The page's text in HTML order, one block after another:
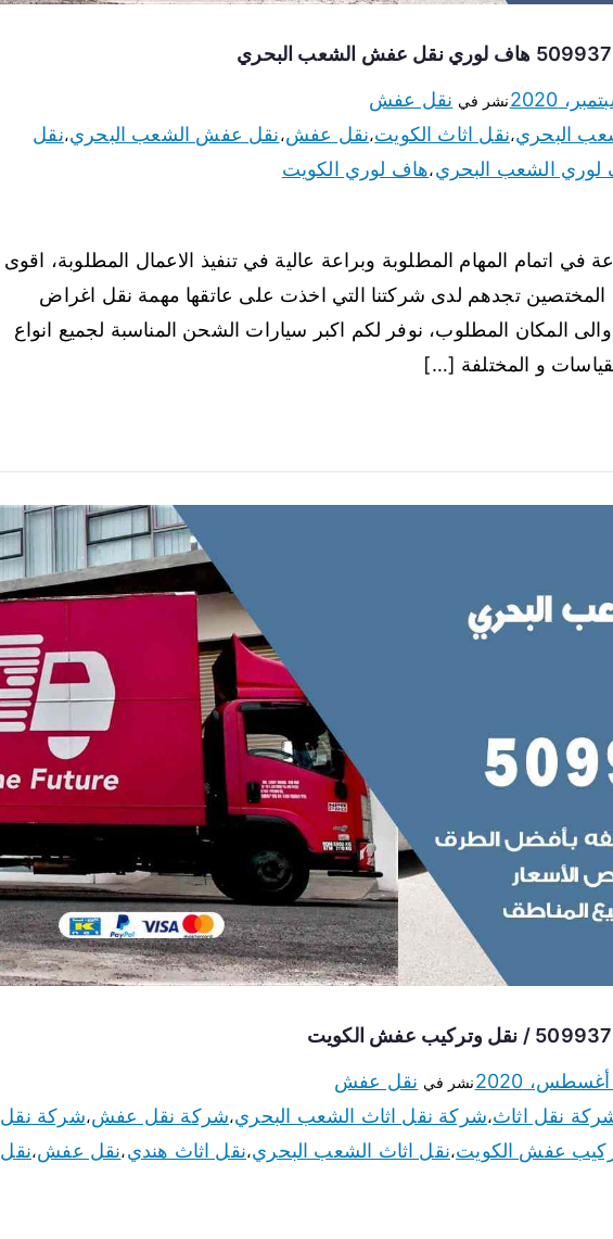
نشر في نقل عفش
البحري،نقل اثاث الكويت،نقل عفش،نقل عفش الشعب البحري،نقل
لوري الشعب البحري،هاف لوري الكويت
اتمام المهام المطلوبة وبراعة عالية في تنفيذ الاعمال المطلوبة، اقوى
المختصين تجدهم لدى شركتنا التي اخذت على عاتقها مهمة نقل اغراض
والى المكان المطلوب، نوفر لكم اكبر سيارات الشحن المناسبة لجميع انواع
و المختلفة […]
نشر في نقل عفش
نقل اثاث،شركة نقل اثاث الشعب البحري،شركة نقل عفش،شركة نقل
عفش الكويت،نقل اثاث الشعب البحري،نقل اثاث هندي،نقل عفش،نقل